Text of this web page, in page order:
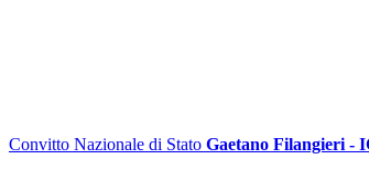
Convitto Nazionale di Stato Gaetano Filangieri -